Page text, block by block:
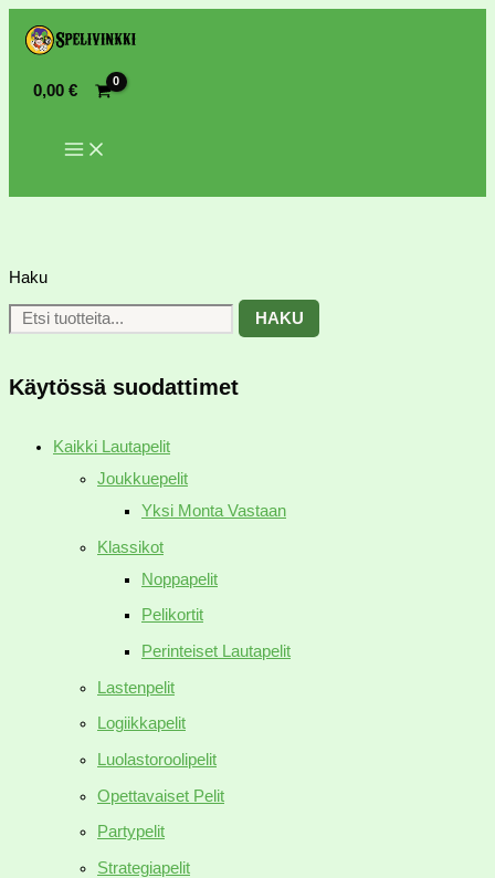
0,00€
Haku
HAKU
Käytössä suodattimet
Kaikki Lautapelit
Joukkuepelit
Yksi Monta Vastaan
Klassikot
Noppapelit
Pelikortit
Perinteiset Lautapelit
Lastenpelit
Logiikkapelit
Luolastoroolipelit
Opettavaiset Pelit
Partypelit
Strategiapelit